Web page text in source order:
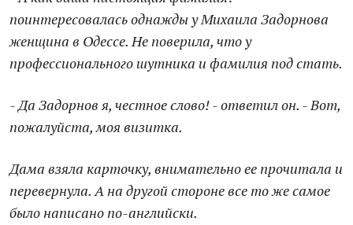
поинтересовалась однажды у Михаила Задорнова
женщина в Одессе. Не поверила, что у
профессионального шутника и фамилия под стать.
- Да Задорнов я, честное слово! - ответил он. - Вот,
пожалуйста, моя визитка.
Дама взяла карточку, внимательно ее прочитала и
перевернула. А на другой стороне все то же самое
было написано по-английски.